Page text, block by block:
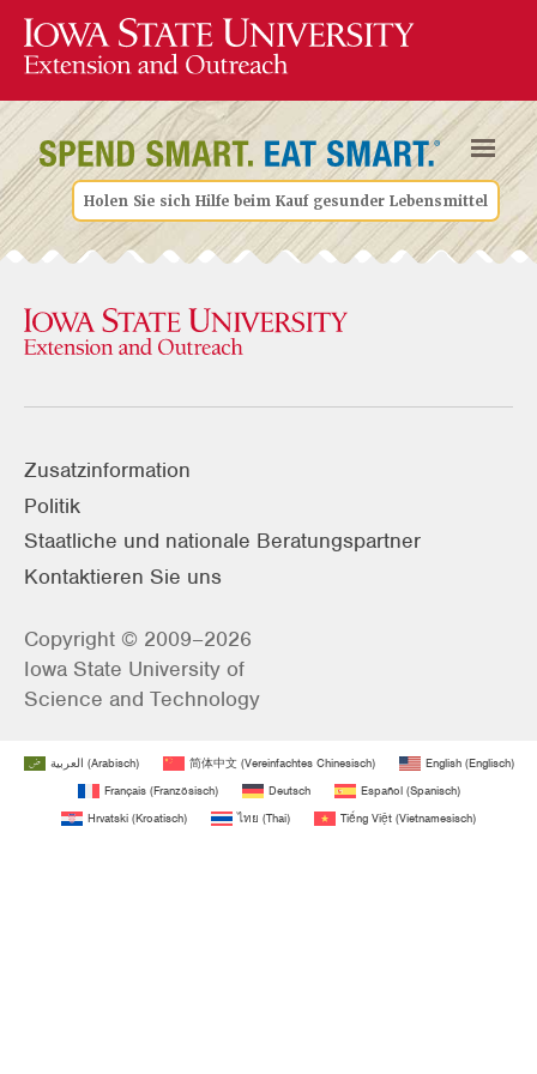
Holen Sie sich Hilfe beim Kauf gesunder Lebensmittel
Zusatzinformation
Politik
Staatliche und nationale Beratungspartner
Kontaktieren Sie uns
Copyright © 2009–2026
Iowa State University of
Science and Technology
العربية (Arabisch) 简体中文(Vereinfachtes Chinesisch) English(Englisch)
Français(Französisch) Deutsch Español(Spanisch)
Hrvatski (Kroatisch) ไทย (Thai) Tiếng Việt (Vietnamesisch)